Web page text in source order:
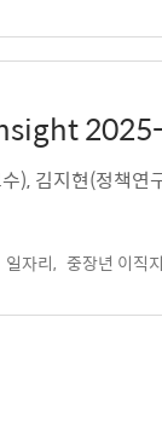
권혁(고려대학교 노동대학원 교
일자리, 중장년 이직